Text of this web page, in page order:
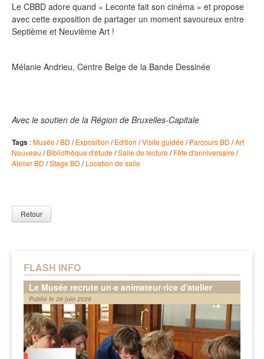
FLASH INFO
Le Musée recrute un·e animateur·rice d'atelier
Publié le 26 juin 2026
Le CBBD adore quand « Leconte fait son cinéma » et propose
avec cette exposition de partager un moment savoureux entre
Septième et Neuvième Art !
Mélanie Andrieu, Centre Belge de la Bande Dessinée
Avec le soutien de la Région de Bruxelles-Capitale
Tags :Musée/BD /Exposition /Edition /Visite guidée/Parcours BD /Art
Nouveau /Bibliothèque d'étude/Salle de lecture/Fête d'anniversaire/
Atelier BD /Stage BD /Location de salle
Retour